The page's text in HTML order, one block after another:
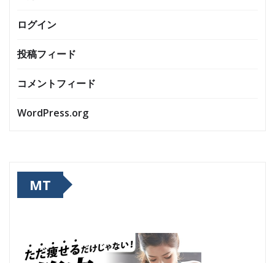
ログイン
投稿フィード
コメントフィード
WordPress.org
MT